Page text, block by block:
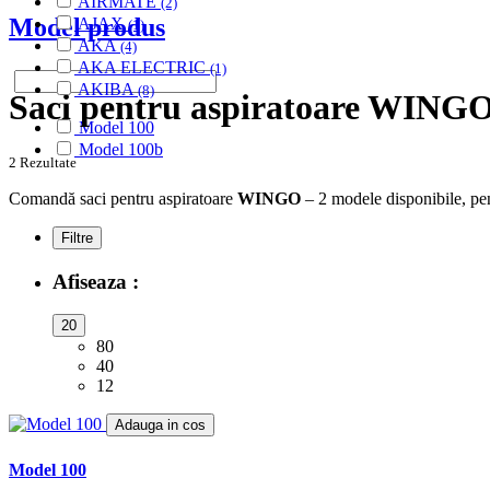
AJAX (1)
AKA (4)
AKA ELECTRIC (1)
AKIBA (8)
ALASKA (28)
ALBATROS
ALFATEC (17)
ALIV (1)
ALMERIA
ALTIC (3)
ALTUS
AMADIS
AMROS
AMSTAR
AMSTERDAM (2)
AMSTRAD (7)
ANTECH
APL
Model produs
Model 100
Model 100b
Saci pentru aspiratoare
2 Rezultate
Comandă saci pentru aspiratoare WINGO – 2 modele disponibile,
Filtre
Afiseaza :
20
80
40
12
Adauga in cos
Model 100